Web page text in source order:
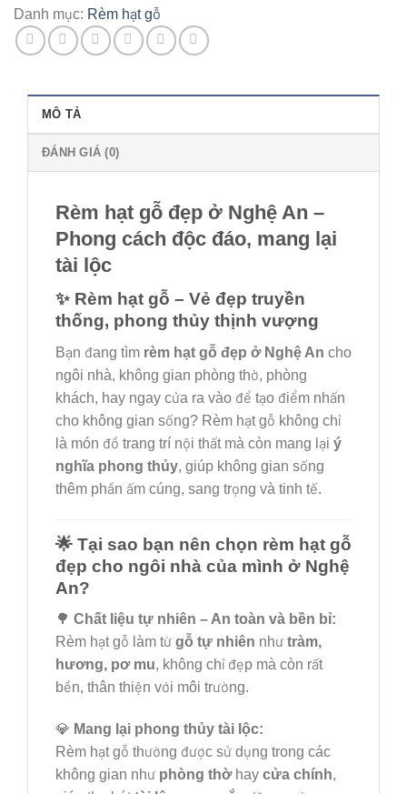
Danh mục: Rèm hạt gỗ
MÔ TẢ
ĐÁNH GIÁ (0)
Rèm hạt gỗ đẹp ở Nghệ An –
Phong cách độc đáo, mang lại
tài lộc
✨ Rèm hạt gỗ – Vẻ đẹp truyền
thống, phong thủy thịnh vượng
Bạn đang tìm rèm hạt gỗ đẹp ở Nghệ An cho
ngôi nhà, không gian phòng thờ, phòng
khách, hay ngay cửa ra vào để tạo điểm nhấn
cho không gian sống? Rèm hạt gỗ không chỉ
là món đồ trang trí nội thất mà còn mang lại ý
nghĩa phong thủy, giúp không gian sống
thêm phần ấm cúng, sang trọng và tinh tế.
🌟 Tại sao bạn nên chọn rèm hạt gỗ
đẹp cho ngôi nhà của mình ở Nghệ
An?
🌳 Chất liệu tự nhiên – An toàn và bền bỉ:
Rèm hạt gỗ làm từ gỗ tự nhiên như tràm,
hương, pơ mu, không chỉ đẹp mà còn rất
bền, thân thiện với môi trường.
💎 Mang lại phong thủy tài lộc:
Rèm hạt gỗ thường được sử dụng trong các
không gian như phòng thờhay cửa chính,